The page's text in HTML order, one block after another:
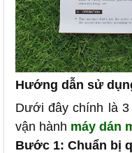
Hướng dẫn sử
Dưới đây chính là
vận hành máy dán
Bước 1: Chuẩn bị